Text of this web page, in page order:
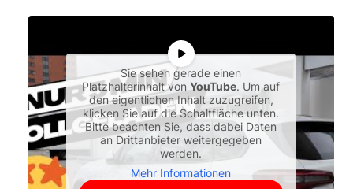
Sie sehen gerade einen
Platzhalterinhalt vonYouTube. Um auf
den eigentlichen Inhalt zuzugreifen,
klicken Sie auf die Schaltfläche unten.
Bitte beachten Sie, dass dabei Daten
an Drittanbieter weitergegeben
werden.
Mehr Informationen